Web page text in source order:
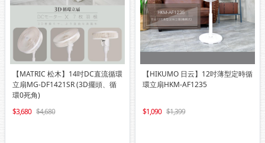
【MATRIC 松木】14吋DC直流循環
立扇MG-DF1421SR (3D擺頭、循
環0死角)
3,680
4,680
【HIKUMO 日云】12吋薄型定時循
環立扇HKM-AF1235
1,090 1,399